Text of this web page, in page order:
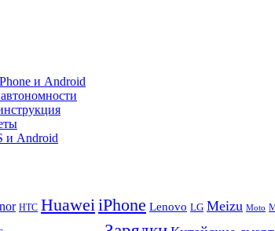
и Android
и Android
HTC HuaweiiPhone Lenovo LG Meizu Moto